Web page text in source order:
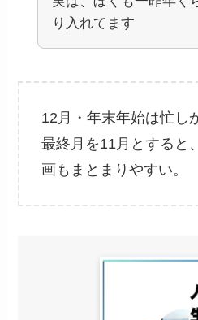
り入れてます
12月・年末年始は忙し
最終月を11月とすると
画もまとまりやすい。